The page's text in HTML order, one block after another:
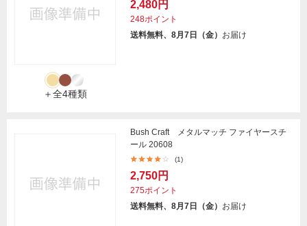
＋全4種類
2,480円
248ポイント
送料無料、8月7日（金） お届け
Bush Craft メタルマッチ ファイヤースチ
ール 20608
(1)
2,750円
275ポイント
送料無料、8月7日（金） お届け